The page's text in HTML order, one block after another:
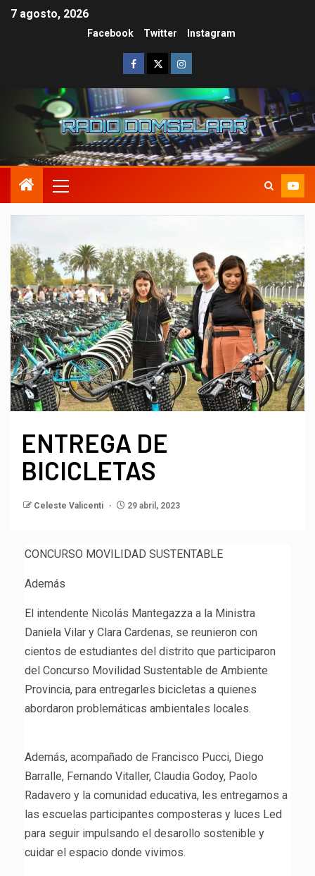
7 agosto, 2026
Facebook Twitter Instagram
ENTREGA DE
BICICLETAS
Celeste Valicenti 29 abril, 2023
CONCURSO MOVILIDAD SUSTENTABLE
Además
El intendente Nicolás Mantegazza a la Ministra
Daniela Vilar y Clara Cardenas, se reunieron con
cientos de estudiantes del distrito que participaron
del Concurso Movilidad Sustentable de Ambiente
Provincia, para entregarles bicicletas a quienes
abordaron problemáticas ambientales locales.
Además, acompañado de Francisco Pucci, Diego
Barralle, Fernando Vitaller, Claudia Godoy, Paolo
Radavero y la comunidad educativa, les entregamos a
las escuelas participantes composteras y luces Led
para seguir impulsando el desarollo sostenible y
cuidar el espacio donde vivimos.